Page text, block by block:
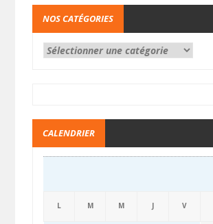
NOS CATÉGORIES
CALENDRIER
L M M J V